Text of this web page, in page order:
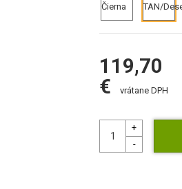
119,70
€
vrátane DPH